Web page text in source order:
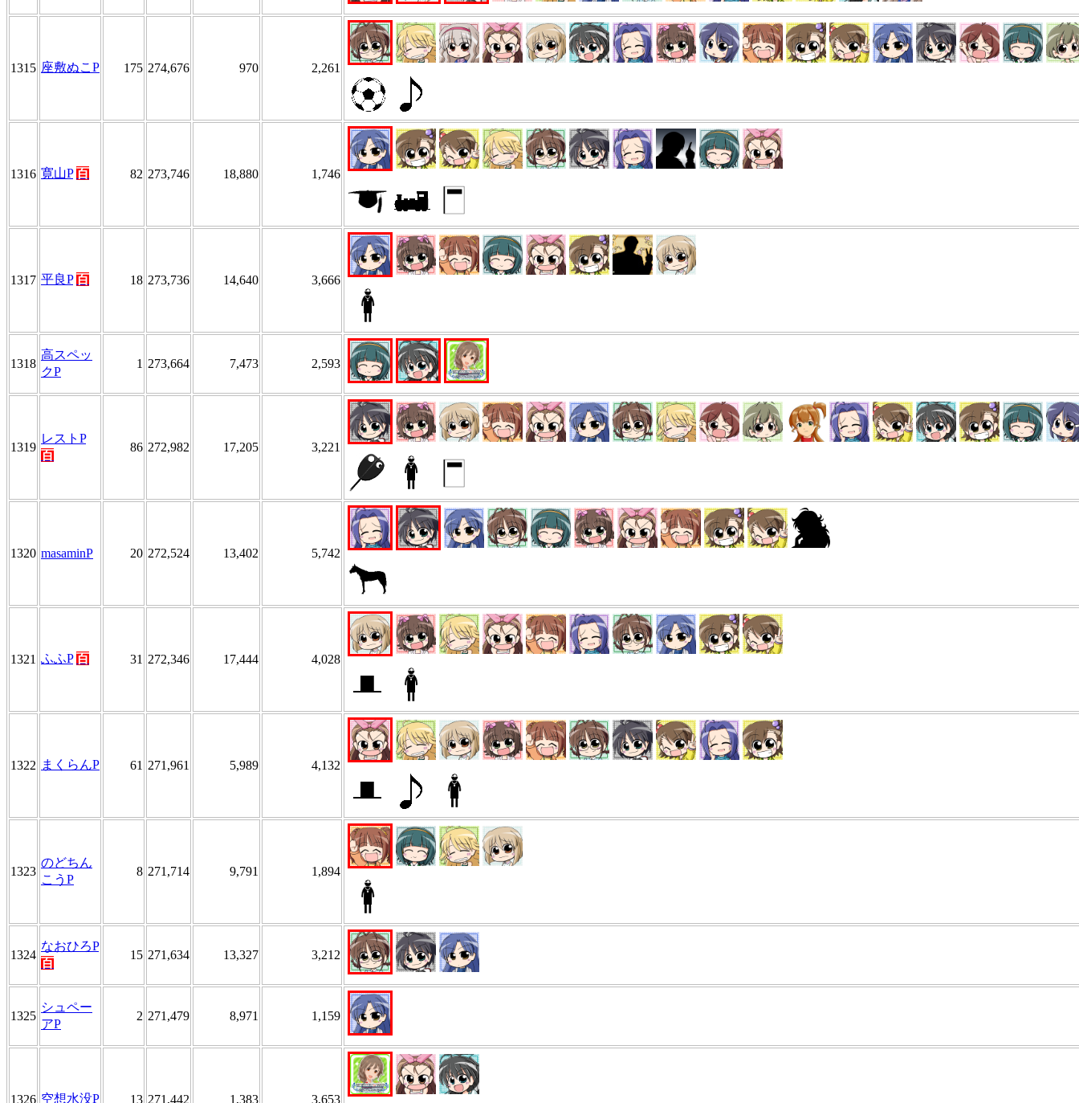
1315 座敷ぬこP 175 274,676 970 2,261
1316 寛山P 百 82 273,746 18,880 1,746
1317 平良P 百 18 273,736 14,640 3,666
1318
高スペッ
クP
1 273,664 7,473 2,593
1319
レストP
百
86 272,982 17,205 3,221
1320 masaminP 20 272,524 13,402 5,742
1321 ふふP 百 31 272,346 17,444 4,028
1322 まくらんP 61 271,961 5,989 4,132
1323
のどちん
こうP
8 271,714 9,791 1,894
1324
なおひろP
百
15 271,634 13,327 3,212
1325
シュペー
アP
2 271,479 8,971 1,159
1326 空想水没P 13 271,442 1,383 3,653